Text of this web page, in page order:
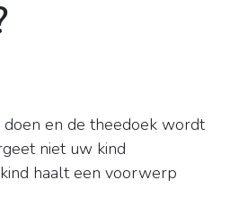
en de theedoek wordt
niet uw kind
haalt een voorwerp